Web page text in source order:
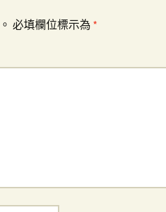
必填欄位標示為 *